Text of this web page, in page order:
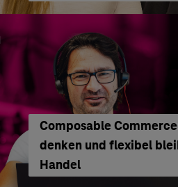
Composable
denken und flexibel
Handel